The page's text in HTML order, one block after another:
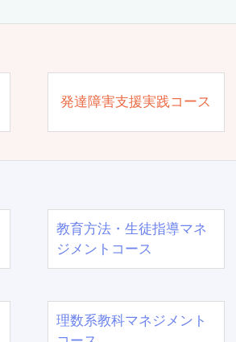
発達障害支援実践コース
教育方法・生徒指導マネ
ジメントコース
理数系教科マネジメント